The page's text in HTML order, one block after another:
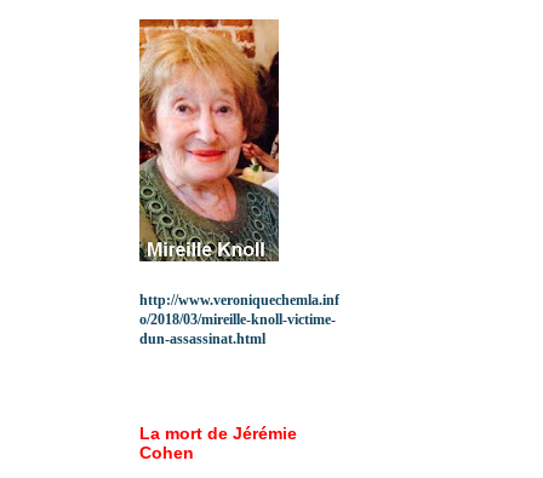
http://www.veroniquechemla.inf
o/2018/03/mireille-knoll-victime-
dun-assassinat.html
La mort de Jérémie
Cohen